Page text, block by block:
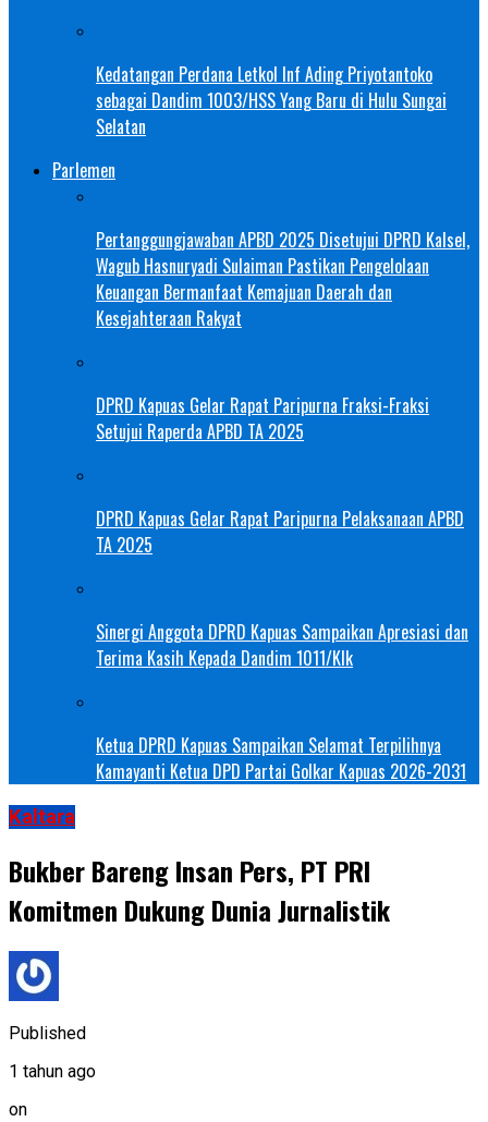
Kedatangan Perdana Letkol Inf Ading Priyotantoko
sebagai Dandim 1003/HSS Yang Baru di Hulu Sungai
Selatan
Parlemen
Pertanggungjawaban APBD 2025 Disetujui DPRD Kalsel,
Wagub Hasnuryadi Sulaiman Pastikan Pengelolaan
Keuangan Bermanfaat Kemajuan Daerah dan
Kesejahteraan Rakyat
DPRD Kapuas Gelar Rapat Paripurna Fraksi-Fraksi
Setujui Raperda APBD TA 2025
DPRD Kapuas Gelar Rapat Paripurna Pelaksanaan APBD
TA 2025
Sinergi Anggota DPRD Kapuas Sampaikan Apresiasi dan
Terima Kasih Kepada Dandim 1011/Klk
Ketua DPRD Kapuas Sampaikan Selamat Terpilihnya
Kamayanti Ketua DPD Partai Golkar Kapuas 2026-2031
Kaltara
Bukber Bareng Insan Pers, PT PRI
Komitmen Dukung Dunia Jurnalistik
Published
1 tahun ago
on